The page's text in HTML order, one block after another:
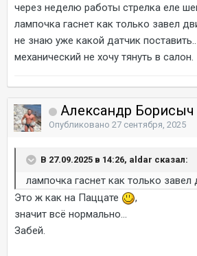
через неделю работы стрелка еле
лампочка гаснет как только завел
не знаю уже какой датчик поставить..
механический не хочу тянуть в салон.
Александр Борисыч
Опубликовано 27 сентября, 2025
В 27.09.2025 в 14:26, aldar сказал:
лампочка гаснет как только завел
Это ж как на Паццате
,
значит всё нормально...
Забей.